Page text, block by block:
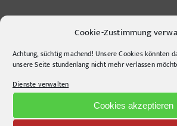
Cookie-Zustimmung
Achtung, süchtig machend! Unsere Cookies könnten
unsere Seite stundenlang nicht mehr verlassen
Dienste verwalten
Cookies akzeptieren